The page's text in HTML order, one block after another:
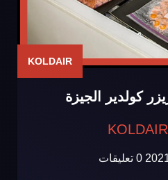
KOLDAIR
كولدير الجيزة
0 تعليقات